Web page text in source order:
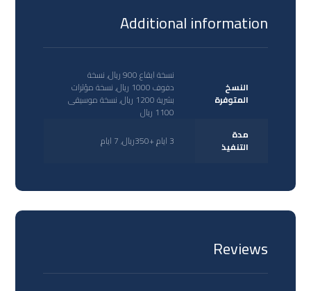
Additional information
النسخ
المتوفرة
نسخة ايقاع 900 ريال, نسخة
دفوف 1000 ريال, نسخة مؤثرات
بشرية 1200 ريال, نسخة موسيقى
1100 ريال
مدة
التنفيذ 3 ايام +350ريال, 7 ايام
Reviews